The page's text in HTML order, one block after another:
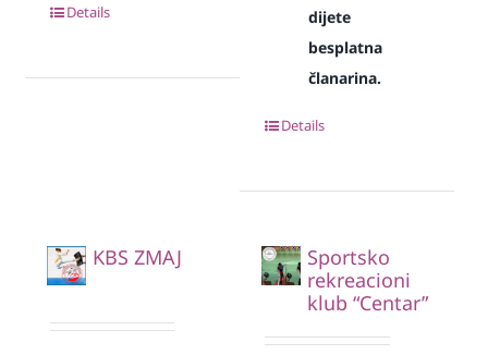
Details
dijete
besplatna
članarina.
Details
KBS ZMAJ
Sportsko
rekreacioni
klub “Centar”